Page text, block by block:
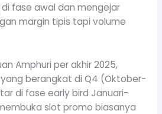
fase awal dan mengejar
margin tipis tapi volume
Amphuri per akhir 2025,
berangkat di Q4 (Oktober-
di fase early bird Januari-
slot promo biasanya